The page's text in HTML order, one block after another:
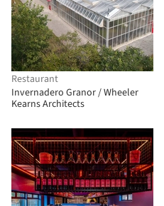
Restaurant
Invernadero Granor / Wheeler
Kearns Architects